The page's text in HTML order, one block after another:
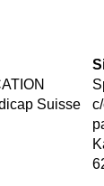
Suisse